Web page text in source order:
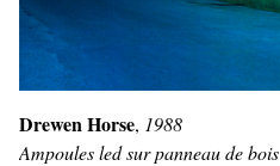
Drewen Horse, 1988
Ampoules led sur panneau de bois